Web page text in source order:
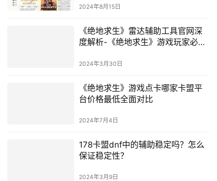
2024年8月15日
《绝地求生》雷达辅助工具官网深
度解析-《绝地求生》游戏玩家必
2024年3月30日
《绝地求生》游戏点卡哪家卡盟平
台价格最低全面对比
2024年7月4日
178卡盟dnf中的辅助稳定吗？怎么
保证稳定性？
2024年3月9日